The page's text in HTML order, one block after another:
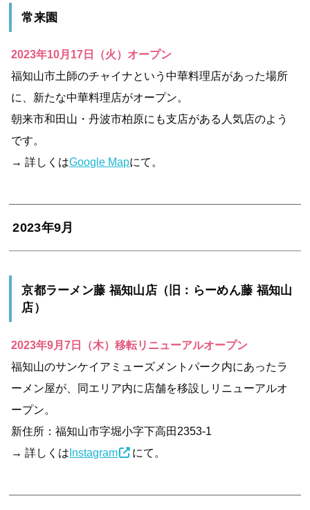
常来園
2023年10月17日（火）オープン
福知山市土師のチャイナという中華料理店があった場所
に、新たな中華料理店がオープン。
朝来市和田山・丹波市柏原にも支店がある人気店のよう
です。
→ 詳しくはGoogle Mapにて。
2023年9月
京都ラーメン藤 福知山店（旧：らーめん藤 福知⼭
店）
2023年9月7日（木）移転リニューアルオープン
福知山のサンケイアミューズメントパーク内にあったラ
ーメン屋が、同エリア内に店舗を移設しリニューアルオ
ープン。
新住所：福知⼭市字堀⼩字下⾼⽥2353-1
→ 詳しくはInstagram にて。